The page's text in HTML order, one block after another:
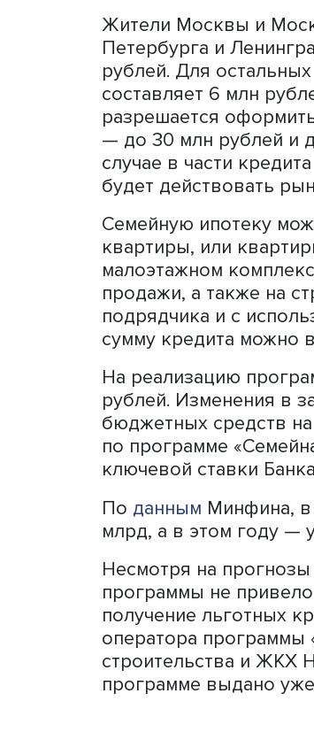
Можно оформить
родился в семье
20%.
Жители Москвы и
Петербурга и
рублей. Для
составляет 6 млн
разрешается
— до 30 млн
случае в части
будет
Семейную
квартиры, или
малоэтажном
продажи, а также
подрядчика и с